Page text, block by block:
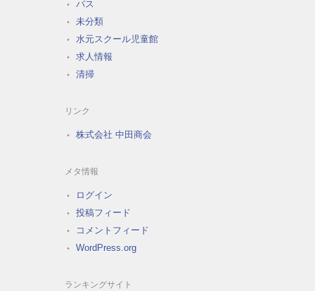
バス
未分類
水元スクール児童館
求人情報
清掃
リンク
株式会社 中田商会
メタ情報
ログイン
投稿フィード
コメントフィード
WordPress.org
ランキングサイト